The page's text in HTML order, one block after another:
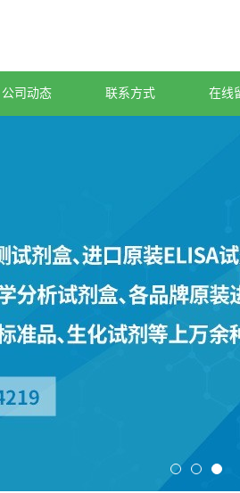
公司动态 联系方式 在线